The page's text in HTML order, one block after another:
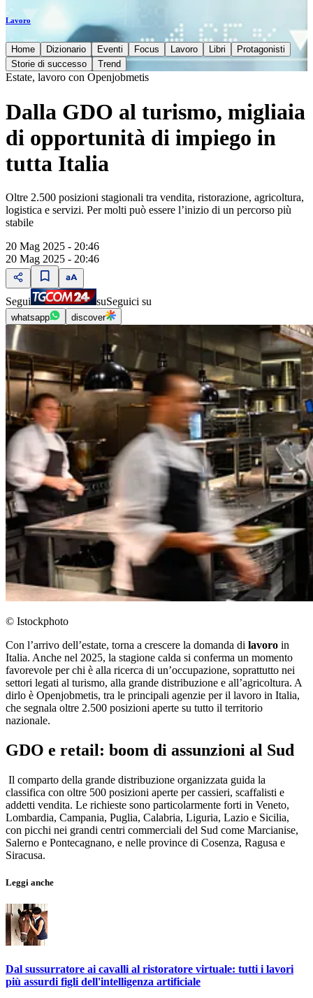
Lavoro
Home Dizionario Eventi Focus Lavoro Libri
Protagonisti
Storie di successo
Trend
Estate, lavoro con Openjobmetis
Dalla GDO al turismo, migliaia
di opportunità di impiego in
tutta Italia
Oltre 2.500 posizioni stagionali tra vendita, ristorazione, agricoltura,
logistica e servizi. Per molti può essere l’inizio di un percorso più
stabile
20 Mag 2025 - 20:46
20 Mag 2025 - 20:46
Segui suSeguici su
whatsapp discover
© Istockphoto
Con l’arrivo dell’estate, torna a crescere la domanda di lavoro in
Italia. Anche nel 2025, la stagione calda si conferma un momento
favorevole per chi è alla ricerca di un’occupazione, soprattutto nei
settori legati al turismo, alla grande distribuzione e all’agricoltura. A
dirlo è Openjobmetis, tra le principali agenzie per il lavoro in Italia,
che segnala oltre 2.500 posizioni aperte su tutto il territorio
nazionale.
GDO e retail: boom di assunzioni al Sud
Il comparto della grande distribuzione organizzata guida la
classifica con oltre 500 posizioni aperte per cassieri, scaffalisti e
addetti vendita. Le richieste sono particolarmente forti in Veneto,
Lombardia, Campania, Puglia, Calabria, Liguria, Lazio e Sicilia,
con picchi nei grandi centri commerciali del Sud come Marcianise,
Salerno e Pontecagnano, e nelle province di Cosenza, Ragusa e
Siracusa.
Leggi anche
Dal sussurratore ai cavalli al ristoratore virtuale: tutti i lavori
più assurdi figli dell'intelligenza artificiale